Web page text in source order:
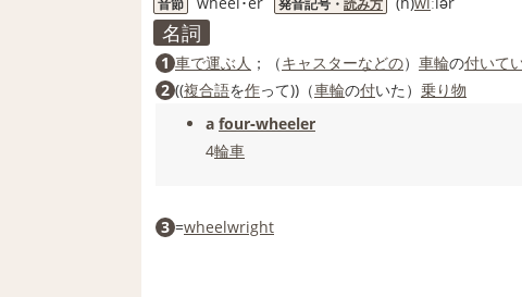
名詞
1 車で運ぶ人 ；（キャスターなどの） 車輪の付いて
2 ((複合語を作って))（車輪の付いた） 乗り物
a four‐wheeler
4輪車
3 =wheelwright